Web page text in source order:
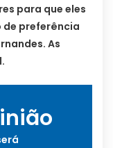
para que eles
preferência
As